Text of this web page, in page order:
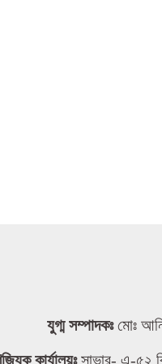
যুগ্ম সম্পাদকঃমোঃ
কার্যালয়ঃসাভার- এ-৫২